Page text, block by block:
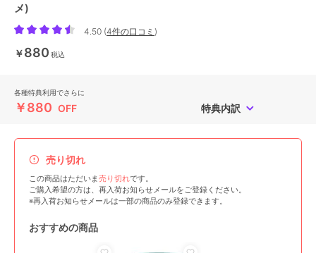
メ)
4.50 (4件の口コミ )
￥880 税込
各種特典利用でさらに
￥880 OFF 特典内訳
売り切れ
この商品はただいま売り切れです。
ご購入希望の方は、再入荷お知らせメールをご登録ください。
※再入荷お知らせメールは一部の商品のみ登録できます。
おすすめの商品